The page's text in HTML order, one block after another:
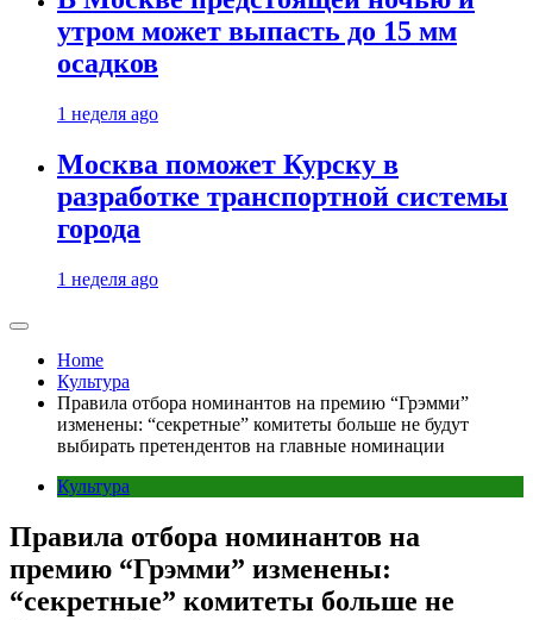
утром может выпасть до 15 мм
осадков
1 неделя ago
Москва поможет Курску в
разработке транспортной системы
города
1 неделя ago
Home
Культура
Правила отбора номинантов на премию “Грэмми”
изменены: “секретные” комитеты больше не будут
выбирать претендентов на главные номинации
Культура
Правила отбора номинантов на
премию “Грэмми” изменены:
“секретные” комитеты больше не